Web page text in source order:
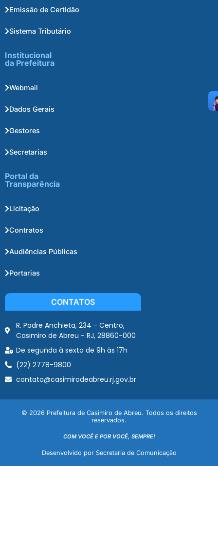
Emissão de Certidão
Sistema Tributário
Institucional
da Prefeitura
Webmail
Dados Gerais
Gestores
Secretarias
Portal da
Transparência
Licitação
Contratos
Audiências Públicas
Portarias
CONTATOS
R. Padre Anchieta, 234 - Centro,
Casimiro de Abreu - RJ, 28860-000
De segunda à sexta de 9h às 17h
(22) 2778-9800
contato@casimirodeabreu.rj.gov.br
© 2026 Prefeitura de Casimiro de Abreu. Todos os direitos
reservados.
COM VOCÊ E POR VOCÊ, SEMPRE!
Desenvolvido por Secretaria de Comunicação